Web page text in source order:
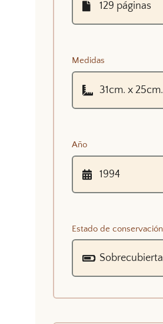
Medidas
Año
Estado de conservación